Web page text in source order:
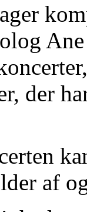
der
af